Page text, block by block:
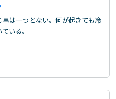
は一つとない。何が起きても冷
いる。